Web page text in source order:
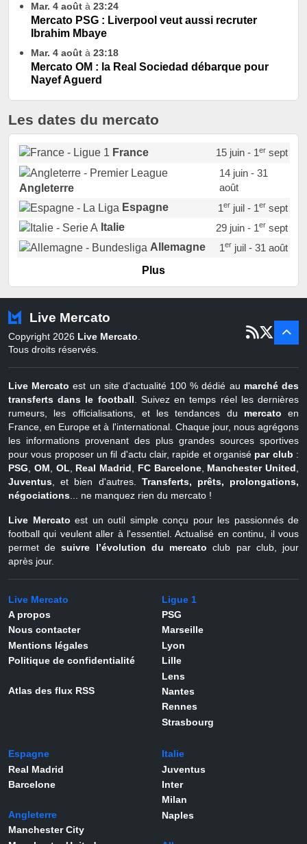
Mar. 4 août à 23:24
Mercato PSG : Liverpool veut aussi recruter
Ibrahim Mbaye
Mar. 4 août à 23:18
Mercato OM : la Real Sociedad débarque pour
Nayef Aguerd
Les dates du mercato
France 15 juin - 1ersept
Angleterre
14 juin - 31
août
Espagne
1erjuil - 1ersept
Italie
29 juin - 1ersept
Allemagne
1erjuil - 31 août
Portugal
Pays-Bas
22 juin - 2 sept
Belgique
juil - 31
Plus
Live Mercato
Copyright 2026 Live Mercato.
Tous droits réservés.
Live Mercato est un site d'actualité 100 % dédié au marché des
transferts dans le football. Suivez en temps réel les dernières
rumeurs, les officialisations, et les tendances du mercato en
France, en Europe et à l'international. Chaque jour, nous agrégons
les informations provenant des plus grandes sources sportives
pour vous proposer un fil d'actu clair, rapide et organisé par club :
PSG, OM, OL, Real Madrid, FC Barcelone, Manchester United,
Juventus, et bien d'autres. Transferts, prêts, prolongations,
négociations... ne manquez rien du mercato !
Live Mercato est un outil simple conçu pour les passionnés de
football qui veulent aller à l'essentiel. Actualisé en continu, il vous
permet desuivre l’évolution du mercato club par club, jour
après jour.
Live Mercato
A propos
Nous contacter
Mentions légales
Politique de confidentialité
Atlas des flux RSS
Ligue 1
PSG
Marseille
Lyon
Lille
Lens
Nantes
Rennes
Strasbourg
Espagne
Real Madrid
Barcelone
Angleterre
Manchester City
Italie
Juventus
Inter
Milan
Naples